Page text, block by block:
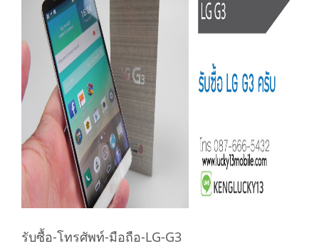
รับซื้อ-โทรศัพท์-มือถือ-LG-G3